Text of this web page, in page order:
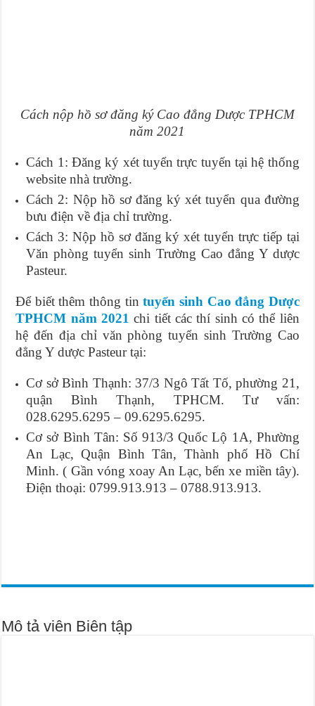
Cách nộp hồ sơ đăng ký Cao đẳng Dược TPHCM
năm 2021
Cách 1: Đăng ký xét tuyển trực tuyến tại hệ thống
website nhà trường.
Cách 2: Nộp hồ sơ đăng ký xét tuyển qua đường
bưu điện về địa chỉ trường.
Cách 3: Nộp hồ sơ đăng ký xét tuyển trực tiếp tại
Văn phòng tuyển sinh Trường Cao đẳng Y dược
Pasteur.
Để biết thêm thông tintuyển sinh Cao đẳng Dược
TPHCM năm 2021 chi tiết các thí sinh có thể liên
hệ đến địa chỉ văn phòng tuyển sinh Trường Cao
đẳng Y dược Pasteur tại:
Cơ sở Bình Thạnh: 37/3 Ngô Tất Tố, phường 21,
quận Bình Thạnh, TPHCM. Tư vấn:
028.6295.6295 – 09.6295.6295.
Cơ sở Bình Tân: Số 913/3 Quốc Lộ 1A, Phường
An Lạc, Quận Bình Tân, Thành phố Hồ Chí
Minh. ( Gần vóng xoay An Lạc, bến xe miền tây).
Điện thoại: 0799.913.913 – 0788.913.913.
Mô tả viên Biên tập